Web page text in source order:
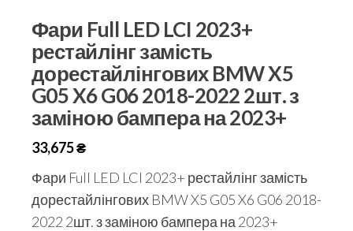
Фари Full LED LCI 2023+
рестайлінг замість
дорестайлінгових BMW X5
G05 X6 G06 2018-2022 2шт. з
заміною бампера на 2023+
33,675₴
Фари Full LED LCI 2023+ рестайлінг замість
дорестайлінгових BMW X5 G05 X6 G06 2018-
2022 2шт. з заміною бампера на 2023+